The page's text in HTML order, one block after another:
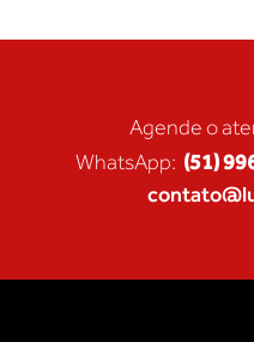
Agende o
WhatsApp: (51)